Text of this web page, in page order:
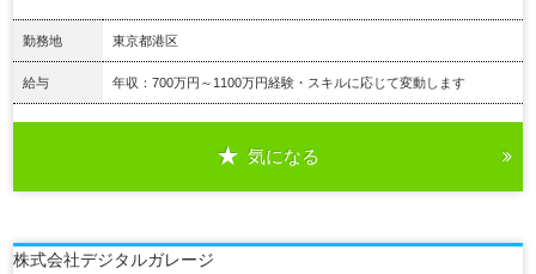
勤務地 東京都港区
給与 年収：700万円～1100万円経験・スキルに応じて変動します
気になる
株式会社デジタルガレージ